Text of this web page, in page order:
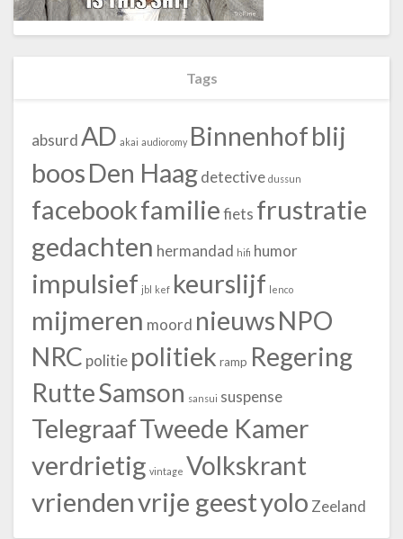
Tags
absurd AD akai audioromy Binnenhofblij
boosDen Haagdetective dussun
facebookfamiliefiets frustratie
gedachten hermandad hifi humor
impulsief jbl kef keurslijf lenco
mijmeren moord nieuwsNPO
NRC politie politiek ramp Regering
RutteSamson sansui suspense
TelegraafTweede Kamer
verdrietig vintage Volkskrant
vriendenvrije geestyolo Zeeland